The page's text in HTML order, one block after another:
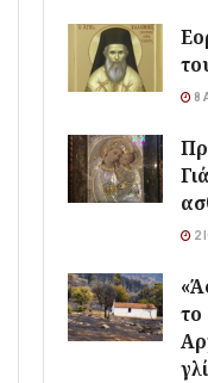
8
2
το